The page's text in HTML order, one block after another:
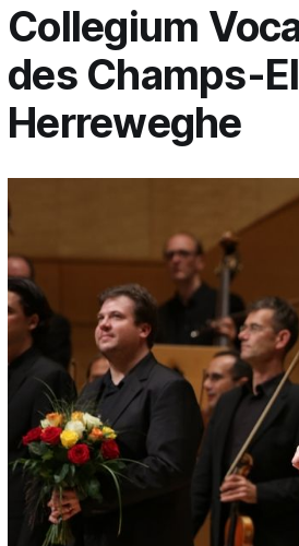
Collegium
des Champs-
Herreweghe